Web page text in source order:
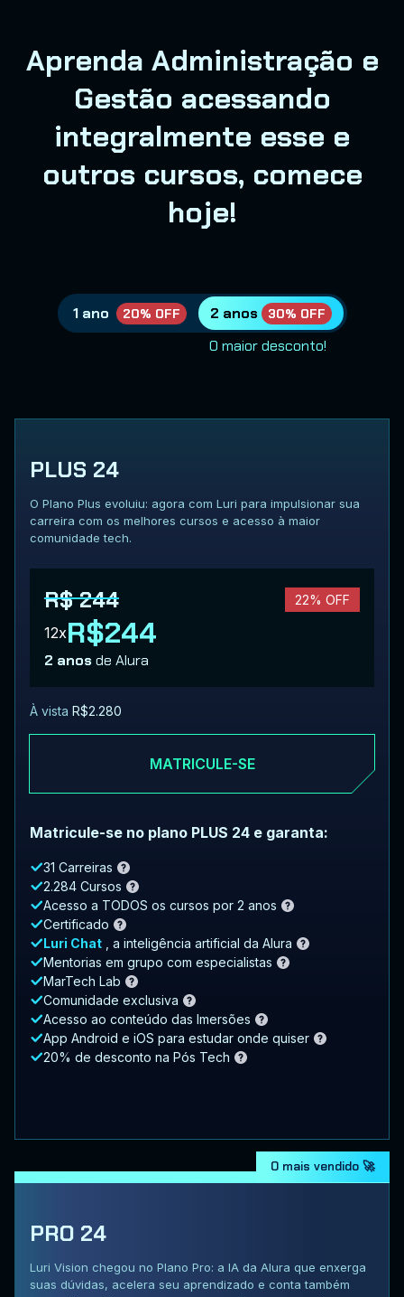
Aprenda Administração e
Gestão acessando
integralmente esse e
outros cursos, comece
hoje!
1 ano 20% OFF 2 anos 30% OFF
O maior desconto!
PLUS 24
O Plano Plus evoluiu: agora com Luri para impulsionar sua
carreira com os melhores cursos e acesso à maior
comunidade tech.
R$ 244 22% OFF
12xR$244
2 anosde Alura
À vista R$2.280
MATRICULE-SE
Matricule-se no plano PLUS 24 e garanta:
31 Carreiras
2.284 Cursos
Acesso a TODOS os cursos por 2 anos
Certificado
Luri Chat
, a inteligência artificial da Alura
Mentorias em grupo com especialistas
MarTech Lab
Comunidade exclusiva
Acesso ao conteúdo das Imersões
App Android e iOS para estudar onde quiser
20% de desconto na Pós Tech
O mais vendido 🚀
PRO 24
Luri Vision chegou no Plano Pro: a IA da Alura que enxerga
suas dúvidas, acelera seu aprendizado e conta também